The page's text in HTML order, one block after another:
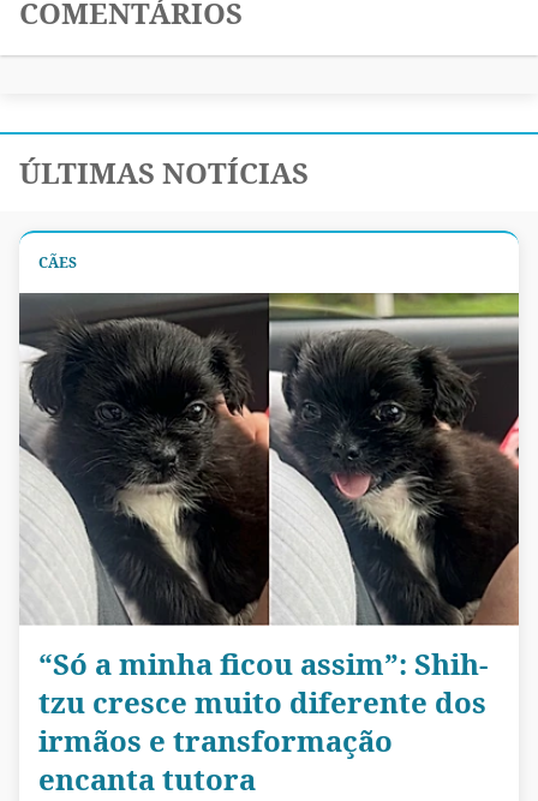
COMENTÁRIOS
ÚLTIMAS NOTÍCIAS
CÃES
“Só a minha ficou assim”: Shih-
tzu cresce muito diferente dos
irmãos e transformação
encanta tutora